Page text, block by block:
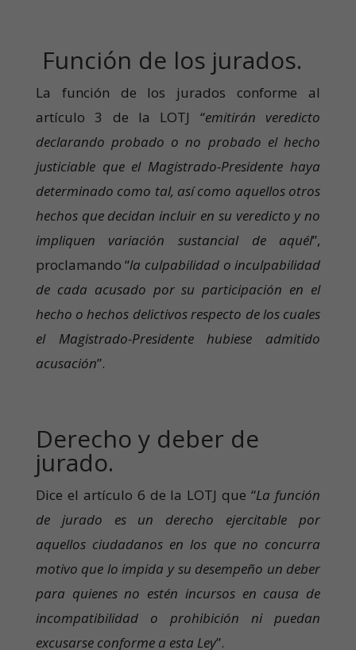
Función de los jurados.
La función de los jurados conforme al
artículo 3 de la LOTJ “emitirán veredicto
declarando probado o no probado el hecho
justiciable que el Magistrado-Presidente haya
determinado como tal, así como aquellos otros
hechos que decidan incluir en su veredicto y no
impliquen variación sustancial de aquél”,
proclamando “la culpabilidad o inculpabilidad
de cada acusado por su participación en el
hecho o hechos delictivos respecto de los cuales
el Magistrado-Presidente hubiese admitido
acusación”.
Derecho y deber de
jurado.
Dice el artículo 6 de la LOTJ que “La función
de jurado es un derecho ejercitable por
aquellos ciudadanos en los que no concurra
motivo que lo impida y su desempeño un deber
para quienes no estén incursos en causa de
incompatibilidad o prohibición ni puedan
excusarse conforme a esta Ley”.